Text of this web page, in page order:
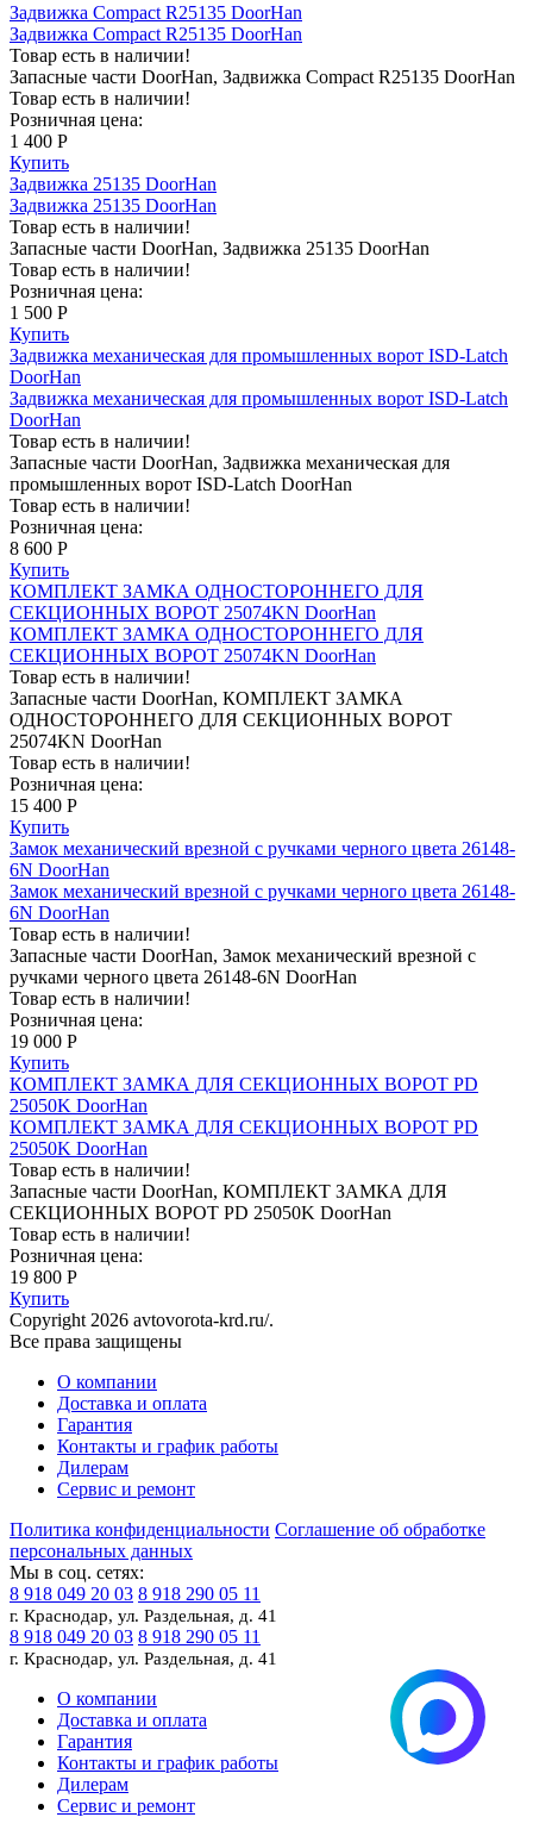
Задвижка Compact R25135 DoorHan
Задвижка Compact R25135 DoorHan
Товар есть в наличии!
Запасные части DoorHan, Задвижка Compact R25135 DoorHan
Товар есть в наличии!
Розничная цена:
1 400 Р
Купить
Задвижка 25135 DoorHan
Задвижка 25135 DoorHan
Товар есть в наличии!
Запасные части DoorHan, Задвижка 25135 DoorHan
Товар есть в наличии!
Розничная цена:
1 500 Р
Купить
Задвижка механическая для промышленных ворот ISD-Latch
DoorHan
Задвижка механическая для промышленных ворот ISD-Latch
DoorHan
Товар есть в наличии!
Запасные части DoorHan, Задвижка механическая для
промышленных ворот ISD-Latch DoorHan
Товар есть в наличии!
Розничная цена:
8 600 Р
Купить
КОМПЛЕКТ ЗАМКА ОДНОСТОРОННЕГО ДЛЯ
СЕКЦИОННЫХ ВОРОТ 25074KN DoorHan
КОМПЛЕКТ ЗАМКА ОДНОСТОРОННЕГО ДЛЯ
СЕКЦИОННЫХ ВОРОТ 25074KN DoorHan
Товар есть в наличии!
Запасные части DoorHan, КОМПЛЕКТ ЗАМКА
ОДНОСТОРОННЕГО ДЛЯ СЕКЦИОННЫХ ВОРОТ
25074KN DoorHan
Товар есть в наличии!
Розничная цена:
15 400 Р
Купить
Замок механический врезной с ручками черного цвета 26148-
6N DoorHan
Замок механический врезной с ручками черного цвета 26148-
6N DoorHan
Товар есть в наличии!
Запасные части DoorHan, Замок механический врезной с
ручками черного цвета 26148-6N DoorHan
Товар есть в наличии!
Розничная цена:
19 000 Р
Купить
КОМПЛЕКТ ЗАМКА ДЛЯ СЕКЦИОННЫХ ВОРОТ PD
25050K DoorHan
КОМПЛЕКТ ЗАМКА ДЛЯ СЕКЦИОННЫХ ВОРОТ PD
25050K DoorHan
Товар есть в наличии!
Запасные части DoorHan, КОМПЛЕКТ ЗАМКА ДЛЯ
СЕКЦИОННЫХ ВОРОТ PD 25050K DoorHan
Товар есть в наличии!
Розничная цена:
19 800 Р
Купить
Copyright 2026 avtovorota-krd.ru/.
Все права защищены
О компании
Доставка и оплата
Гарантия
Контакты и график работы
Дилерам
Сервис и ремонт
Политика конфиденциальности Соглашение об обработке
персональных данных
Мы в соц. сетях:
8 918 049 20 03 8 918 290 05 11
г. Краснодар, ул. Раздельная, д. 41
8 918 049 20 03 8 918 290 05 11
г. Краснодар, ул. Раздельная, д. 41
О компании
Доставка и оплата
Гарантия
Контакты и график работы
Дилерам
Сервис и ремонт